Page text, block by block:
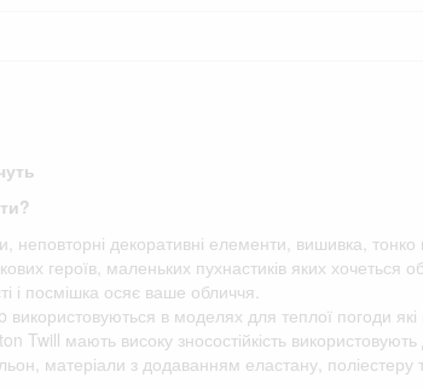
неповторні декоративні елементи, вишивка, тонко
героїв, маленьких пухнастиків яких хочеться
і посмішка осяє ваше обличчя.
в моделях для теплої погоди які
мають високу зносостійкість
матеріали з додаванням еластану, поліестеру